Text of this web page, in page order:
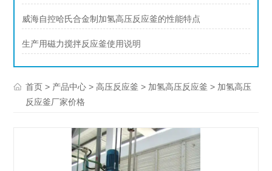
威海自控哈氏合金制加氢高压反应釜的性能特点
生产用磁力搅拌反应釜使用说明
首页 > 产品中心 >高压反应釜 > 加氢高压反应釜 > 加氢高压
反应釜厂家价格